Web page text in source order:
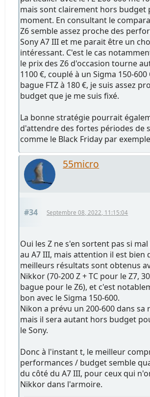
mais sont clairement hors budget
moment. En consultant le
Z6 semble assez proche des
Sony A7 III et me parait être un
intéressant. C'est le cas
le prix des Z6 d'occasion tourne
1100 €, couplé à un Sigma 150-600
bague FTZ à 180 €, je suis assez
budget que je me suis fixé.
La bonne stratégie pourrait
d'attendre des fortes périodes de
comme le Black Friday par
55micro
#34 Septembre 08, 2022, 11:15:04
Oui les Z ne s'en sortent pas si
au A7 III, mais attention il est bien
meilleurs résultats sont obtenus
Nikkor (70-200 Z + TC pour le Z7,
bague pour le Z6), et c'est
bon avec le Sigma 150-600.
Nikon a prévu un 200-600 dans sa
mais il sera autant hors budget
le Sony.
Donc à l'instant t, le meilleur
performances / budget semble
du côté du A7 III, pour ceux qui
Nikkor dans l'armoire.